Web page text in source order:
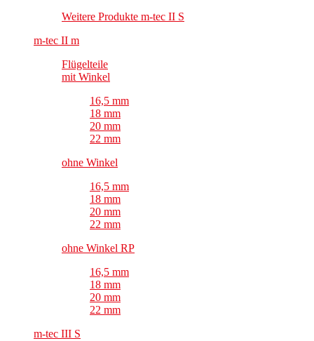
Weitere Produkte m-tec II S
m-tec II m
Flügelteile
mit Winkel
16,5 mm
18 mm
20 mm
22 mm
ohne Winkel
16,5 mm
18 mm
20 mm
22 mm
ohne Winkel RP
16,5 mm
18 mm
20 mm
22 mm
m-tec III S